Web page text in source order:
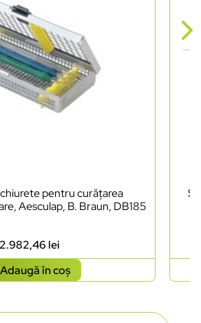
pentru curățarea
Aesculap, B. Braun, DB185
2.982,46 lei
Adaugă în coș